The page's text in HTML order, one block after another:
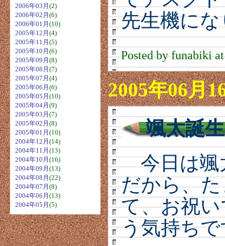
先生機に
Posted by funabiki
2005年06月
颯太誕
今日は颯
だから、
て、お祝
う気持ちで
2006年03月 (2)
2006年02月 (6)
2006年01月 (10)
2005年12月 (4)
2005年11月 (5)
2005年10月 (6)
2005年09月 (8)
2005年08月 (7)
2005年07月 (4)
2005年06月 (6)
2005年05月 (10)
2005年04月 (9)
2005年03月 (7)
2005年02月 (8)
2005年01月 (10)
2004年12月 (14)
2004年11月 (13)
2004年10月 (16)
2004年09月 (13)
2004年08月 (22)
2004年07月 (8)
2004年06月 (13)
2004年05月 (5)